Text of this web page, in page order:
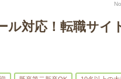
ル対応！転職サイ